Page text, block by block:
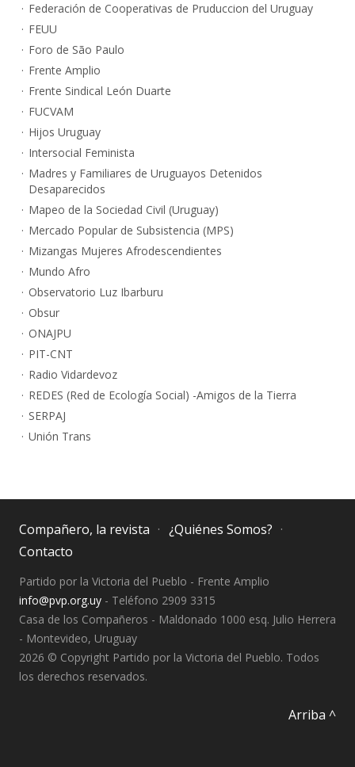
Federación de Cooperativas de Pruduccion del Uruguay
FEUU
Foro de São Paulo
Frente Amplio
Frente Sindical León Duarte
FUCVAM
Hijos Uruguay
Intersocial Feminista
Madres y Familiares de Uruguayos Detenidos
Desaparecidos
Mapeo de la Sociedad Civil (Uruguay)
Mercado Popular de Subsistencia (MPS)
Mizangas Mujeres Afrodescendientes
Mundo Afro
Observatorio Luz Ibarburu
Obsur
ONAJPU
PIT-CNT
Radio Vidardevoz
REDES (Red de Ecología Social) -Amigos de la Tierra
SERPAJ
Unión Trans
Compañero, la revista
¿Quiénes Somos?
Contacto
Partido por la Victoria del Pueblo - Frente Amplio
info@pvp.org.uy - Teléfono 2909 3315
Casa de los Compañeros - Maldonado 1000 esq. Julio Herrera
- Montevideo, Uruguay
2026 © Copyright Partido por la Victoria del Pueblo. Todos
los derechos reservados.
Arriba ^